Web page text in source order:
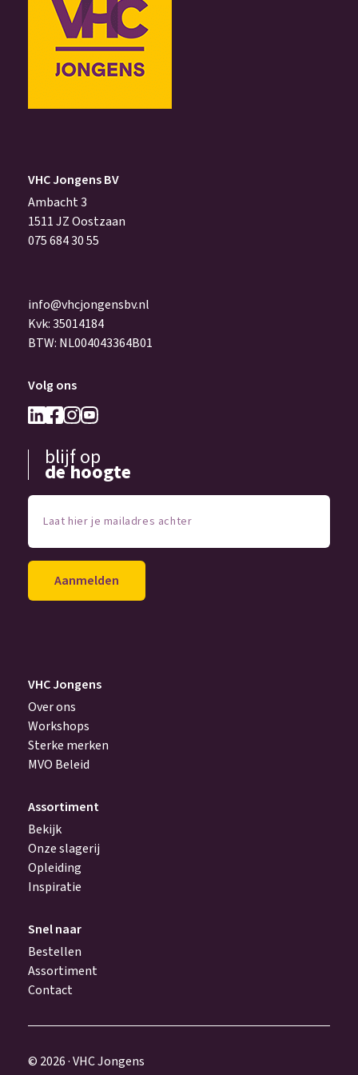
VHC Jongens BV
Ambacht 3
1511 JZ Oostzaan
075 684 30 55
info@vhcjongensbv.nl
Kvk: 35014184
BTW: NL004043364B01
Volg ons
blijf op
de hoogte
je
achter
VHC Jongens
Over ons
Workshops
Sterke merken
MVO Beleid
Assortiment
Bekijk
Onze slagerij
Opleiding
Inspiratie
Snel naar
Bestellen
Assortiment
Contact
© 2026 · VHC Jongens